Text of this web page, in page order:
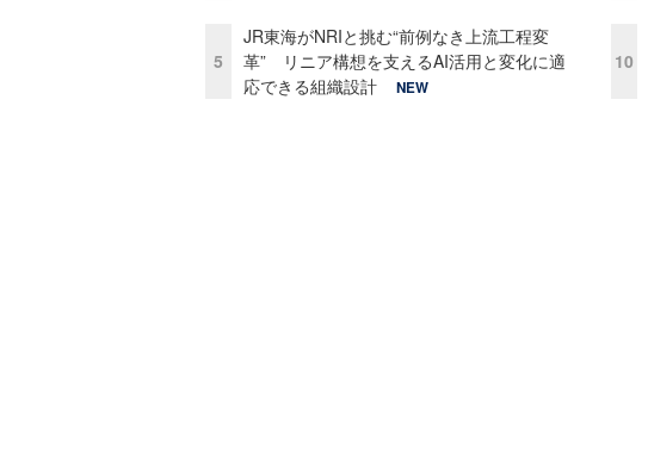
5
JR東海がNRIと挑む“前例なき上流工程変
革” リニア構想を支えるAI活用と変化に適
応できる組織設計
NEW
10